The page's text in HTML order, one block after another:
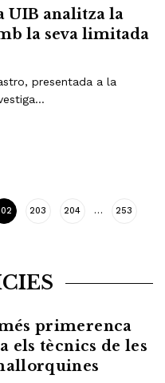
UIB analitza la
la seva limitada
presentada a la
203 204 … 253
primerenca
els tècnics de les